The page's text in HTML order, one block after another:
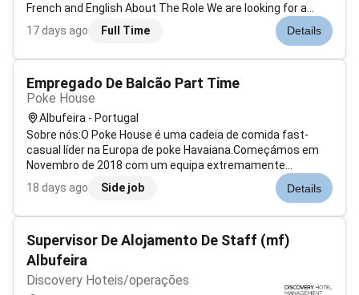
French and English About The Role We are looking for a
French-speaking Customer Support Specialist to join a
technology-related customer service project based in
17 days ago Full Time Details
Empregado De Balcão Part Time
Poke House
Albufeira - Portugal
Sobre nós:O Poke House é uma cadeia de comida fast-
casual líder na Europa de poke Havaiana.Começámos em
Novembro de 2018 com um equipa extremamente
ambiciosa e profissional já temos mais de 100
restaurantes entre Itália Portugal Espanha França Reino
18 days ago Side job Details
Supervisor De Alojamento De Staff (mf)
Albufeira
Discovery Hoteis/operações